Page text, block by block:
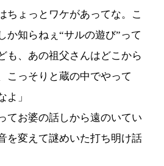
ちょっとワケがあってな。こ
か知らねぇ“サルの遊び”って
も、あの祖父さんはどこから
こっそりと蔵の中でやって
よ」
てお婆の話しから遠のいてい
を変えて謎めいた打ち明け話